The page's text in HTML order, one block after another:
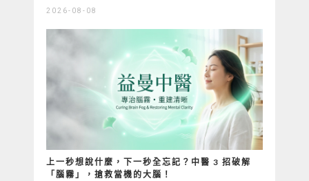
2026-08-08
上一秒想說什麼，下一秒全忘記？中醫 3 招破解
「腦霧」，搶救當機的大腦！